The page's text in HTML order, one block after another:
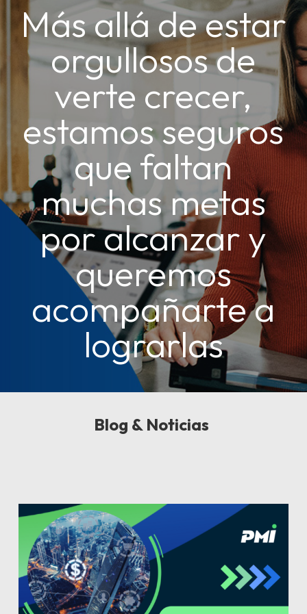
Más allá de estar
orgullosos de
verte crecer,
estamos seguros
que faltan
muchas metas
por alcanzar y
queremos
acompañarte a
lograrlas
Blog & Noticias